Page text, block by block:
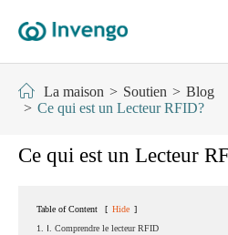
La maison Soutien
Blog
Ce qui est un Lecteur RFID?
Ce qui est un Lecteur
Table of Content [ Hide ]
1. Ⅰ. Comprendre le lecteur RFID